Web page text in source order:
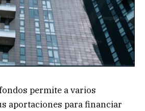
permite a varios
aportaciones para financiar